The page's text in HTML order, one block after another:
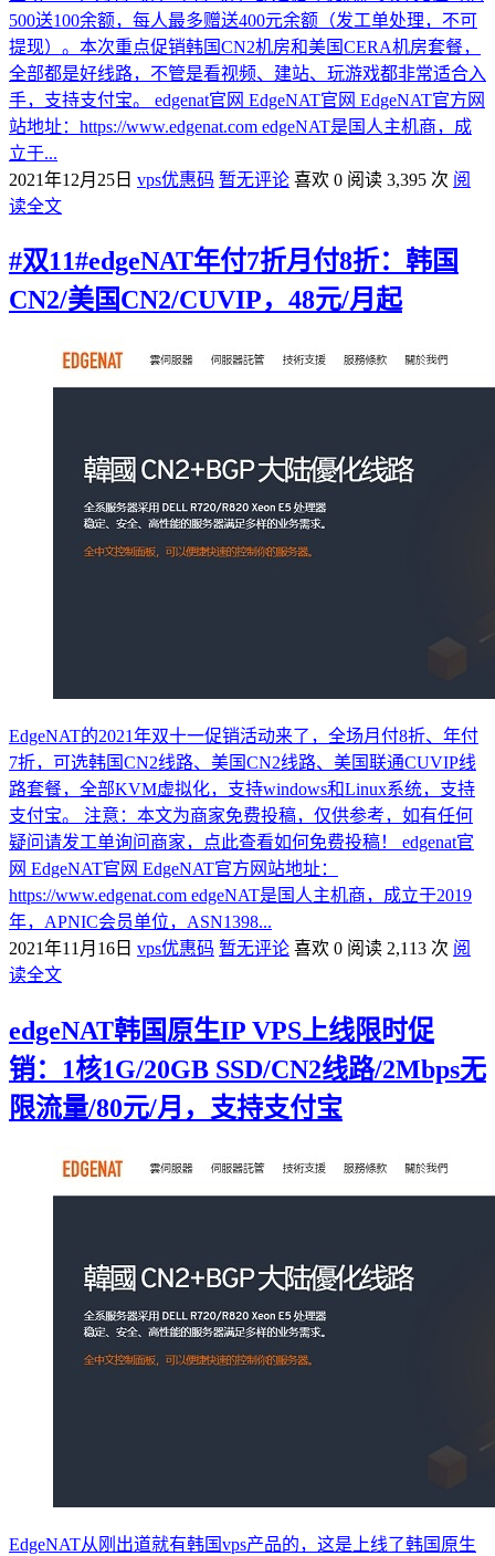
500送100余额，每人最多赠送400元余额（发工单处理，不可
提现）。本次重点促销韩国CN2机房和美国CERA机房套餐，
全部都是好线路，不管是看视频、建站、玩游戏都非常适合入
手，支持支付宝。 edgenat官网 EdgeNAT官网 EdgeNAT官方网
站地址：https://www.edgenat.com edgeNAT是国人主机商，成
立于...
2021年12月25日 vps优惠码 暂无评论 喜欢 0 阅读 3,395 次 阅
读全文
#双11#edgeNAT年付7折月付8折：韩国
CN2/美国CN2/CUVIP，48元/月起
EdgeNAT的2021年双十一促销活动来了，全场月付8折、年付
7折，可选韩国CN2线路、美国CN2线路、美国联通CUVIP线
路套餐，全部KVM虚拟化，支持windows和Linux系统，支持
支付宝。 注意：本文为商家免费投稿，仅供参考，如有任何
疑问请发工单询问商家，点此查看如何免费投稿！ edgenat官
网 EdgeNAT官网 EdgeNAT官方网站地址：
https://www.edgenat.com edgeNAT是国人主机商，成立于2019
年，APNIC会员单位，ASN1398...
2021年11月16日 vps优惠码 暂无评论 喜欢 0 阅读 2,113 次 阅
读全文
edgeNAT韩国原生IP VPS上线限时促
销：1核1G/20GB SSD/CN2线路/2Mbps无
限流量/80元/月，支持支付宝
EdgeNAT从刚出道就有韩国vps产品的，这是上线了韩国原生